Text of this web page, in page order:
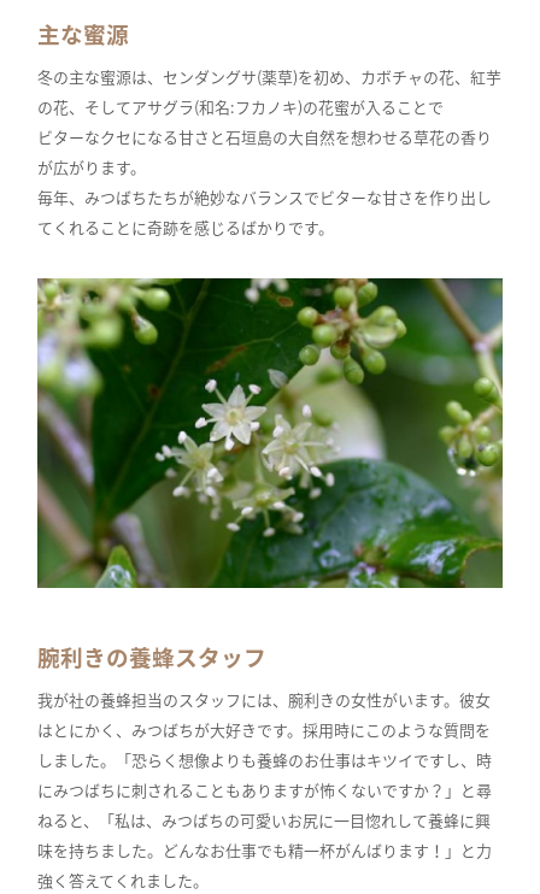
主な蜜源
冬の主な蜜源は、センダングサ(薬草)を初め、カボチャの花、紅芋
の花、そしてアサグラ(和名:フカノキ)の花蜜が入ることで
ビターなクセになる甘さと石垣島の大自然を想わせる草花の香り
が広がります。
毎年、みつばちたちが絶妙なバランスでビターな甘さを作り出し
てくれることに奇跡を感じるばかりです。
腕利きの養蜂スタッフ
我が社の養蜂担当のスタッフには、腕利きの女性がいます。彼女
はとにかく、みつばちが大好きです。採用時にこのような質問を
しました。「恐らく想像よりも養蜂のお仕事はキツイですし、時
にみつばちに刺されることもありますが怖くないですか？」と尋
ねると、「私は、みつばちの可愛いお尻に一目惚れして養蜂に興
味を持ちました。どんなお仕事でも精一杯がんばります！」と力
強く答えてくれました。